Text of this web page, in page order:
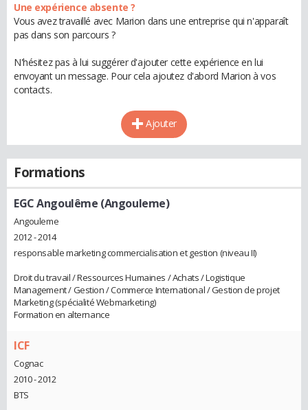
Une expérience absente ?
Vous avez travaillé avec Marion dans une entreprise qui n'apparaît
pas dans son parcours ?
N'hésitez pas à lui suggérer d'ajouter cette expérience en lui
envoyant un message. Pour cela ajoutez d'abord Marion à vos
contacts.
Ajouter
Formations
EGC Angoulême (Angouleme)
Angouleme
2012 - 2014
responsable marketing commercialisation et gestion (niveau II)
Droit du travail / Ressources Humaines / Achats / Logistique
Management / Gestion / Commerce International / Gestion de projet
Marketing (spécialité Webmarketing)
Formation en alternance
ICF
Cognac
2010 - 2012
BTS